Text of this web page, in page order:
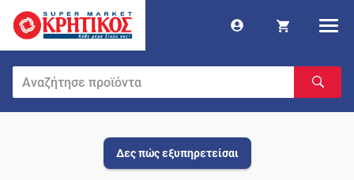
Δες πώς εξυπηρετείσαι